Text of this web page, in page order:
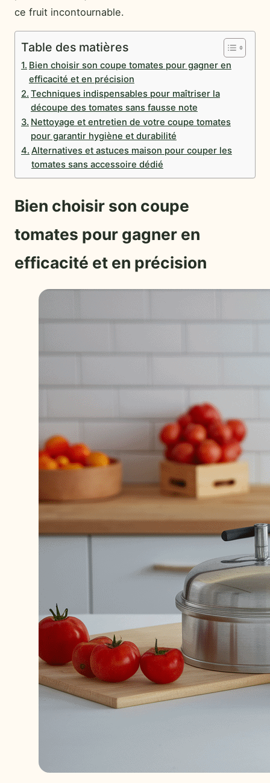
ce fruit incontournable.
Table des matières
Bien choisir son coupe tomates pour gagner en
efficacité et en précision
Techniques indispensables pour maîtriser la
découpe des tomates sans fausse note
Nettoyage et entretien de votre coupe tomates
pour garantir hygiène et durabilité
Alternatives et astuces maison pour couper les
tomates sans accessoire dédié
Bien choisir son coupe
tomates pour gagner en
efficacité et en précision